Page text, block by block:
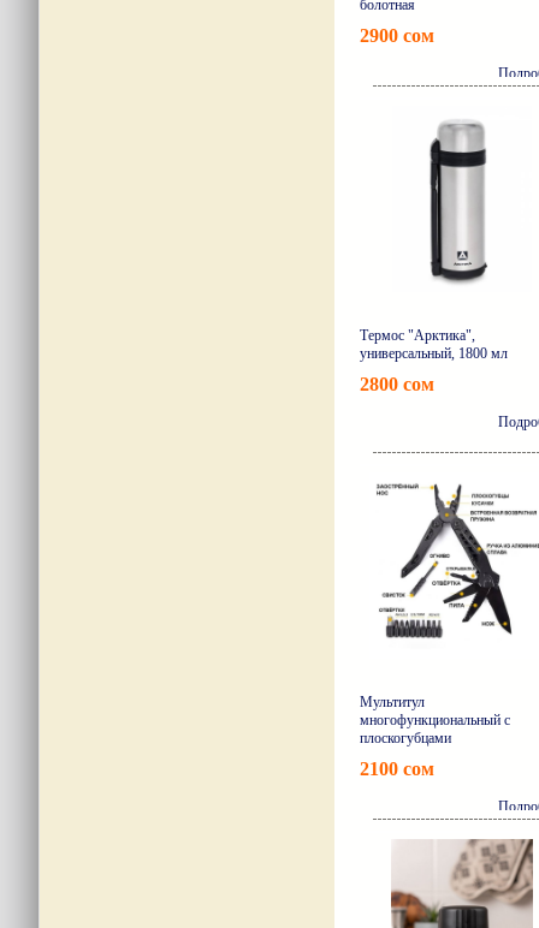
болотная
2900 сом
Термос "Арктика",
универсальный, 1800 мл
2800 сом
Мультитул
многофункциональный с
плоскогубцами
2100 сом